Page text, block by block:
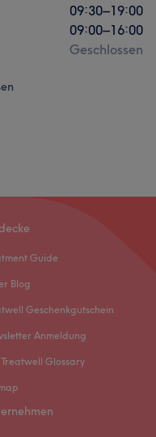
09:30–19:00
09:00–16:00
Geschlossen
Guide
Blog
Geschenkgutschein
Anmeldung
Glossary